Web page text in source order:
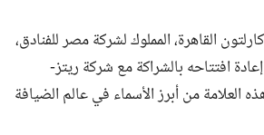
القاهرة، المملوك لشركة مصر للفنادق،
افتتاحه بالشراكة مع شركة ريتز-
العلامة من أبرز الأسماء في عالم الضيافة